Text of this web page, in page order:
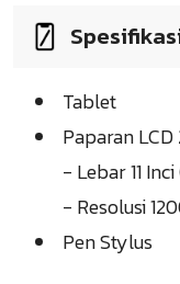
Tablet
Paparan
- Lebar 11
- Resolusi
Pen Stylus